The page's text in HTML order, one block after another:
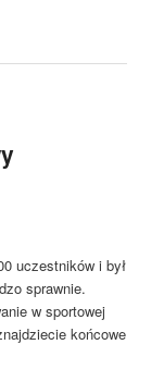
uczestników i był
sprawnie.
w sportowej
końcowe